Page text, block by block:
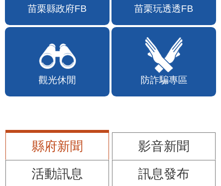
苗栗縣政府FB 苗栗玩透透FB
觀光休閒 防詐騙專區
縣府新聞
影音新聞
活動訊息
訊息發布